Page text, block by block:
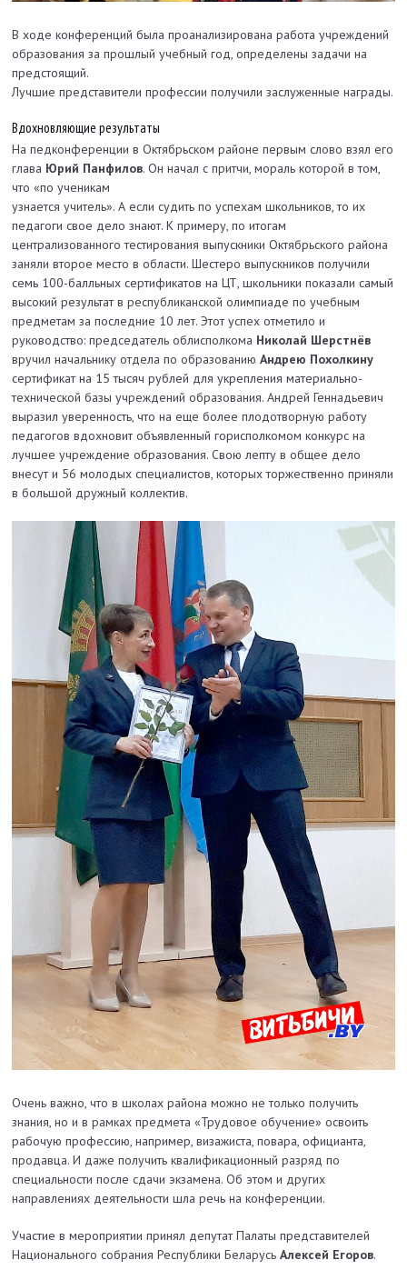
В ходе конференций была проанализирована работа учреждений
образования за прошлый учебный год, определены задачи на
предстоящий.
Лучшие представители профессии получили заслуженные награды.
Вдохновляющие результаты
На педконференции в Октябрьском районе первым слово взял его
глава Юрий Панфилов. Он начал с притчи, мораль которой в том,
что «по ученикам
узнается учитель». А если судить по успехам школьников, то их
педагоги свое дело знают. К примеру, по итогам
централизованного тестирования выпускники Октябрьского района
заняли второе место в области. Шестеро выпускников получили
семь 100-балльных сертификатов на ЦТ, школьники показали самый
высокий результат в республиканской олимпиаде по учебным
предметам за последние 10 лет. Этот успех отметило и
руководство: председатель облисполкома Николай Шерстнёв
вручил начальнику отдела по образованиюАндрею Похолкину
сертификат на 15 тысяч рублей для укрепления материально-
технической базы учреждений образования. Андрей Геннадьевич
выразил уверенность, что на еще более плодотворную работу
педагогов вдохновит объявленный гор­исполкомом конкурс на
лучшее учреждение образования. Свою лепту в общее дело
внесут и 56 молодых специалистов, которых торжественно приняли
в большой дружный коллектив.
Очень важно, что в школах района можно не только получить
знания, но и в рамках предмета «Трудовое обучение» освоить
рабочую профессию, например, визажиста, повара, официанта,
продавца. И даже получить квалификационный разряд по
специальности после сдачи экзамена. Об этом и других
направлениях деятельности шла речь на конференции.
Участие в мероприятии принял депутат Палаты представителей
Национального собрания Республики БеларусьАлексей Егоров.